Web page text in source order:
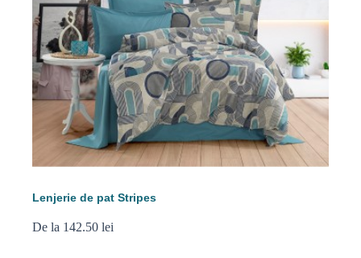
Lenjerie de pat Stripes
De la 142.50 lei